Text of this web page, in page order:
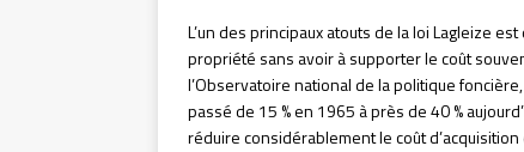
L’un des principaux atouts de la loi Lagleize
propriété sans avoir à supporter le coût
l’Observatoire national de la politique
passé de 15 % en 1965 à près de 40 %
réduire considérablement le coût